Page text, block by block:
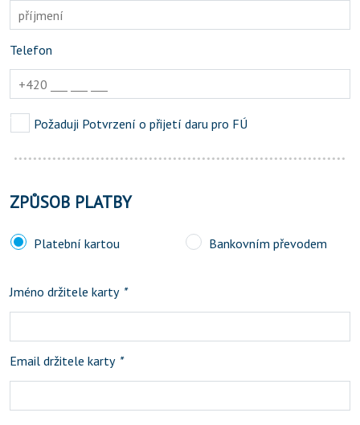
Telefon
Požaduji Potvrzení o přijetí daru pro FÚ
ZPŮSOB PLATBY
Platební kartou Bankovním převodem
Jméno držitele karty *
Email držitele karty *